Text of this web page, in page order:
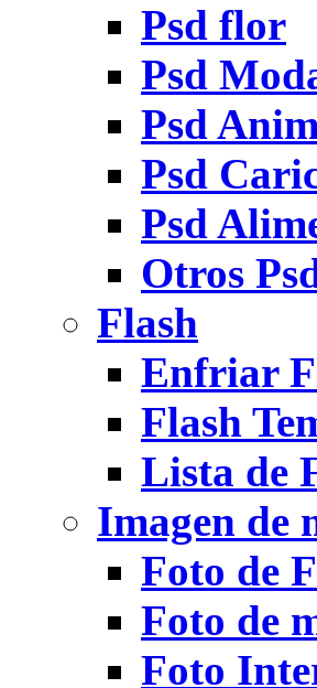
Psd flor
Psd
Psd
Psd
Psd
Otros
Flash
Enfriar
Flash
Lista de
Imagen de
Foto de
Foto de
Foto